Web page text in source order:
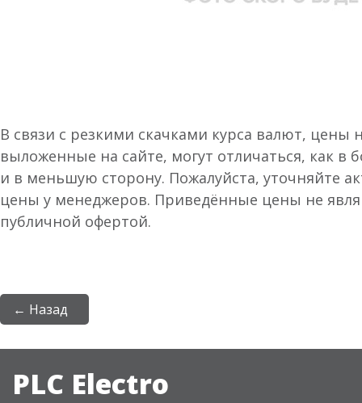
В связи с резкими скачками курса валют, цены
выложенные на сайте, могут отличаться, как в
и в меньшую сторону. Пожалуйста, уточняйте
цены у менеджеров. Приведённые цены не
публичной офертой.
← Назад
PLC Electro